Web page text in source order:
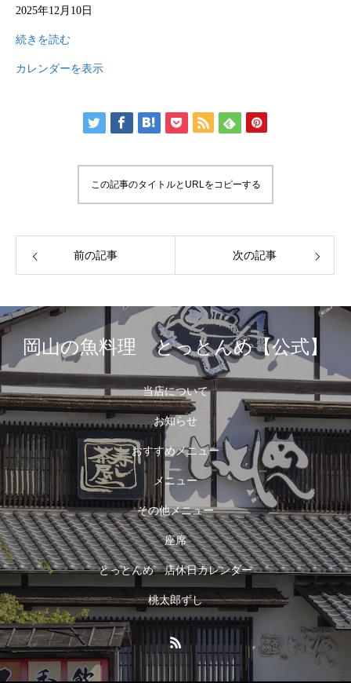
店
休
2025年12月10日
続きを読む
カレンダーを表示
この記事のタイトルとURLをコピーする
前の記事 次の記事
岡山の魚料理 とっとんめ【公式】
当店について
お知らせ
おすすめメニュー
メニュー
その他メニュー
座席
とっとんめ 店休日カレンダー
桃太郎ずし